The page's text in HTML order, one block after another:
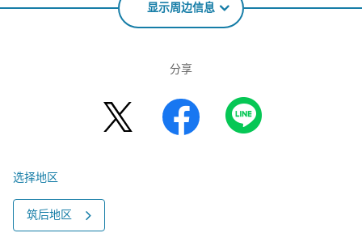
显示周边信息
分享
选择地区
筑后地区